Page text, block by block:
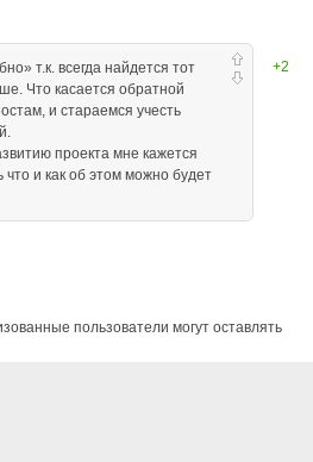
+2
т.к. всегда найдется тот
Что касается обратной
и стараемся учесть
проекта мне кажется
и как об этом можно будет
пользователи могут оставлять